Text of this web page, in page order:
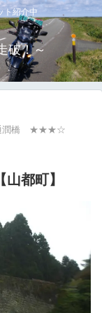
ト紹介中
破！～
潤橋 ★★★☆
都町】